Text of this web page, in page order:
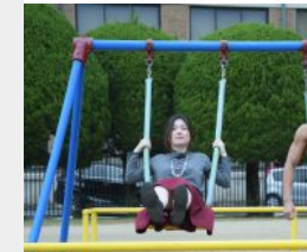
ーズをするマ
Update:
Category:公園のマッチョ その他
ダウンロード